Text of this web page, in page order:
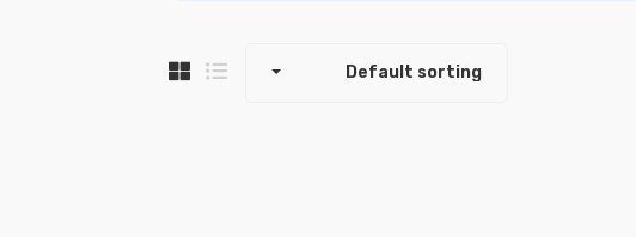
Default sorting